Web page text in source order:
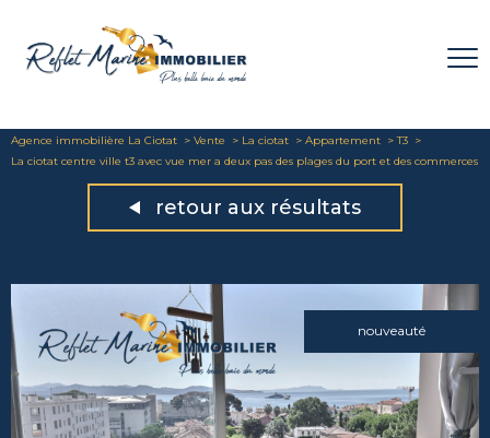
Agence immobilière La Ciotat Vente La ciotat Appartement
T3
La ciotat centre ville t3 avec vue mer a deux pas des plages du port et des commerces
retour aux résultats
nouveauté